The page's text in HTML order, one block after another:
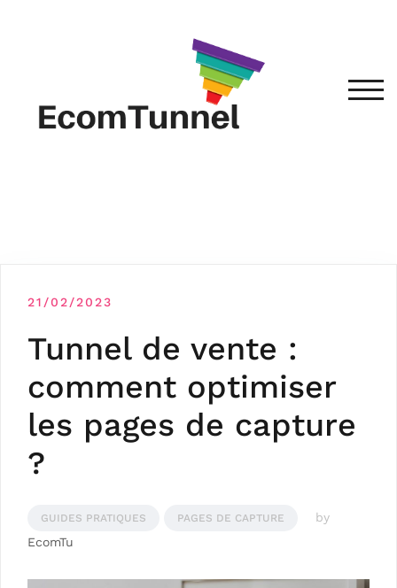
21/02/2023
Tunnel de vente :
comment optimiser
les pages de capture
?
GUIDES PRATIQUES PAGES DE CAPTURE
by
EcomTu